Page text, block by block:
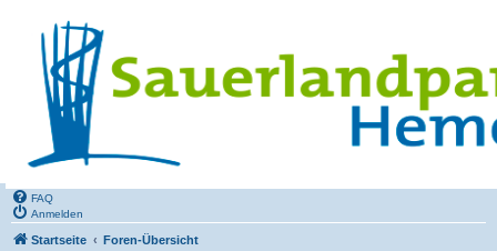
FAQ
Anmelden
Startseite Foren-Übersicht